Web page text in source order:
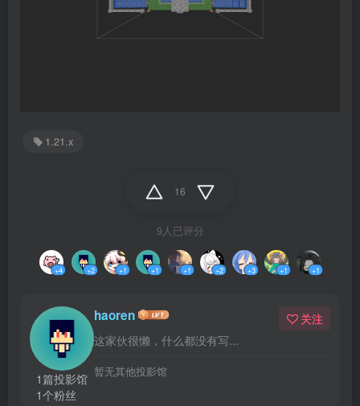
1.21.x
16
9人已评分
+4 +2 +1 +1 +1 +2 +3 +1 +1
1篇投影馆
1个粉丝
haoren
这家伙很懒，什么都没有写...
关注
暂无其他投影馆